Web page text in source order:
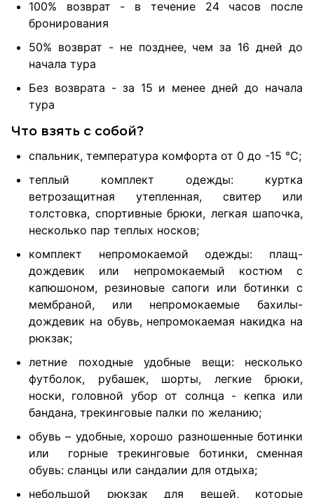
100% возврат - в течение 24 часов после
бронирования
50% возврат - не позднее, чем за 16 дней до
начала тура
Без возврата - за 15 и менее дней до начала
тура
Что взять с собой?
спальник, температура комфорта от 0 до -15 °С;
теплый комплект одежды: куртка
ветрозащитная утепленная, свитер или
толстовка, спортивные брюки, легкая шапочка,
несколько пар теплых носков;
комплект непромокаемой одежды: плащ-
дождевик или непромокаемый костюм с
капюшоном, резиновые сапоги или ботинки с
мембраной, или непромокаемые бахилы-
дождевик на обувь, непромокаемая накидка на
рюкзак;
летние походные удобные вещи: несколько
футболок, рубашек, шорты, легкие брюки,
носки, головной убор от солнца - кепка или
бандана, трекинговые палки по желанию;
обувь – удобные, хорошо разношенные ботинки
или горные трекинговые ботинки, сменная
обувь: сланцы или сандалии для отдыха;
небольшой рюкзак для вещей, которые